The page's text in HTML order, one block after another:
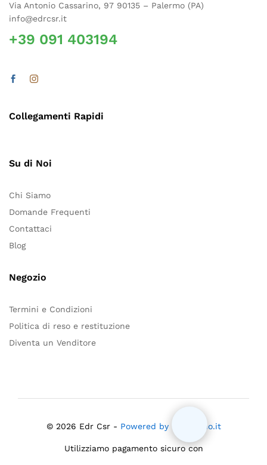
Via Antonio Cassarino, 97 90135 – Palermo (PA)
info@edrcsr.it
+39 091 403194
Collegamenti Rapidi
Su di Noi
Chi Siamo
Domande Frequenti
Contattaci
Blog
Negozio
Termini e Condizioni
Politica di reso e restituzione
Diventa un Venditore
© 2026 Edr Csr - Powered by Mloiacono.it
Utilizziamo pagamento sicuro con